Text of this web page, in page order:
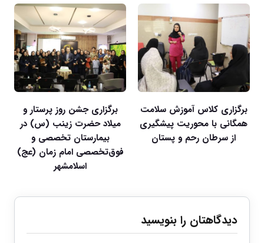
برگزاری کلاس آموزش سلامت
همگانی با محوریت پیشگیری
از سرطان رحم و پستان
برگزاری جشن روز پرستار و
میلاد حضرت زینب (س) در
بیمارستان تخصصی و
فوق‌تخصصی امام زمان (عج)
اسلامشهر
دیدگاهتان را بنویسید